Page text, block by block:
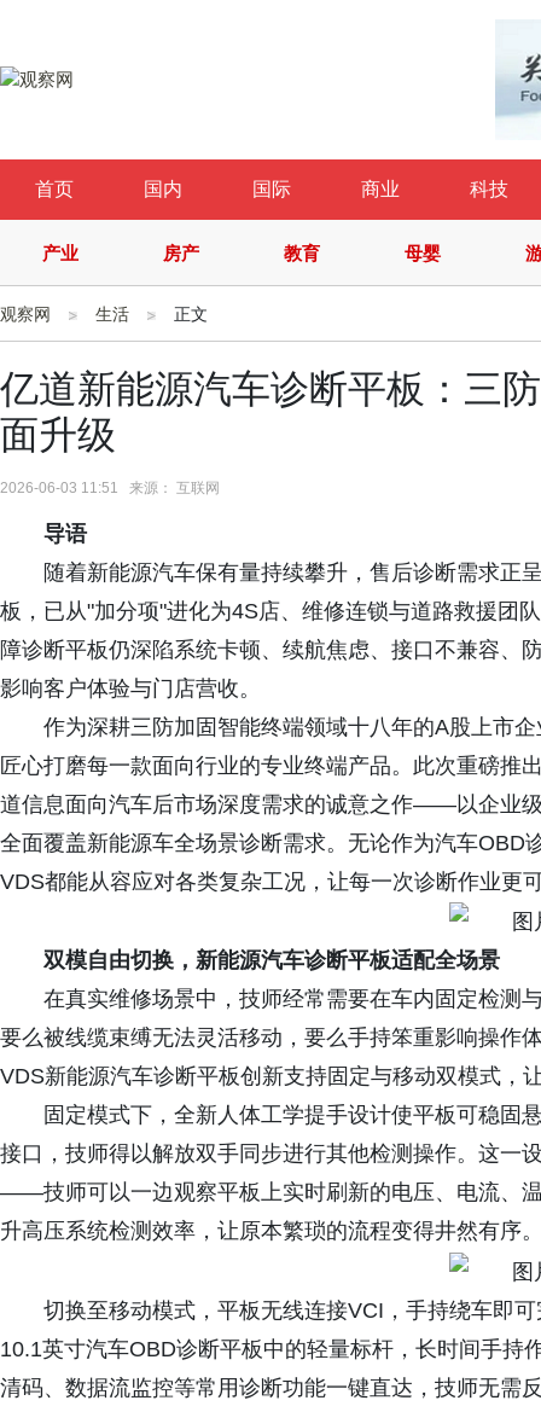
首页 国内 国际 商业 科技
产业 房产 教育 母婴
观察网 生活 正文
亿道新能源汽车诊断平板：三
面升级
2026-06-03 11:51 来源： 互联网
导语
随着新能源汽车保有量持续攀升，售后诊断需求正
板，已从"加分项"进化为4S店、维修连锁与道路救援团
障诊断平板仍深陷系统卡顿、续航焦虑、接口不兼容、
影响客户体验与门店营收。
作为深耕三防加固智能终端领域十八年的A股上市
匠心打磨每一款面向行业的专业终端产品。此次重磅推
道信息面向汽车后市场深度需求的诚意之作——以企业
全面覆盖新能源车全场景诊断需求。无论作为汽车OBD
VDS都能从容应对各类复杂工况，让每一次诊断作业更
双模自由切换，新能源汽车诊断平板适配全场景
在真实维修场景中，技师经常需要在车内固定检测
要么被线缆束缚无法灵活移动，要么手持笨重影响操作
VDS新能源汽车诊断平板创新支持固定与移动双模式，
固定模式下，全新人体工学提手设计使平板可稳固
接口，技师得以解放双手同步进行其他检测操作。这一
——技师可以一边观察平板上实时刷新的电压、电流、
升高压系统检测效率，让原本繁琐的流程变得井然有序
切换至移动模式，平板无线连接VCI，手持绕车即
10.1英寸汽车OBD诊断平板中的轻量标杆，长时间手持
清码、数据流监控等常用诊断功能一键直达，技师无需